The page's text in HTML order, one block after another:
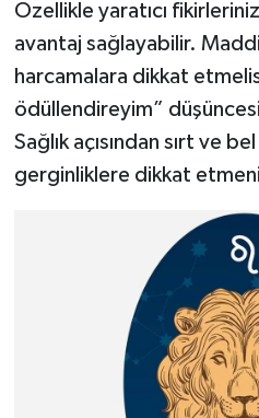
Özellikle yaratıcı
avantaj sağlayabilir.
harcamalara dikkat
ödüllendireyim”
Sağlık açısından sırt ve
gerginliklere dikkat